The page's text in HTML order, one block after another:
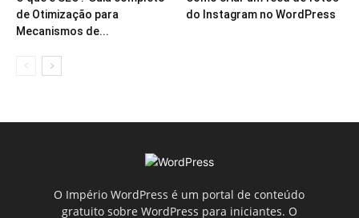
de Otimização para
Mecanismos de...
do Instagram no WordPress
O Império WordPress é um portal de conteúdo
gratuito sobre WordPress para iniciantes. O